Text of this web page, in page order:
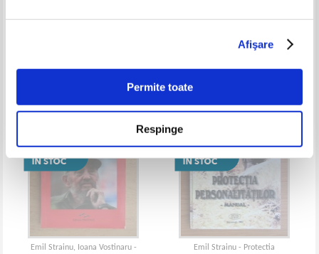
Afişare
Permite toate
Respinge
militare secrete
psihotronic
Emil Strainu, Ioana Vostinaru -
Emil Strainu - Protectia